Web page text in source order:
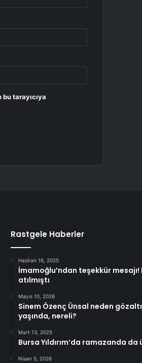
tarayıcıya
Rastgele Haberler
Haziran 16, 2025
İmamoğlu’ndan teşekkür
atılmıştı
Mayıs 10, 2026
Sinem Özenç Ünsal neden
yaşında, nereli?
Mart 13, 2025
Bursa Yıldırım’da ramazanda
Nisan 5, 2026